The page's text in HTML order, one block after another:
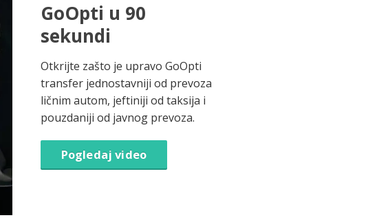
GoOpti u 90
sekundi
Otkrijte zašto je upravo GoOpti
transfer jednostavniji od prevoza
ličnim autom, jeftiniji od taksija i
pouzdaniji od javnog prevoza.
Pogledaj video